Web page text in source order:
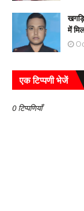
में
एक टिप्पणी भेजें
0 टिप्पणियाँ